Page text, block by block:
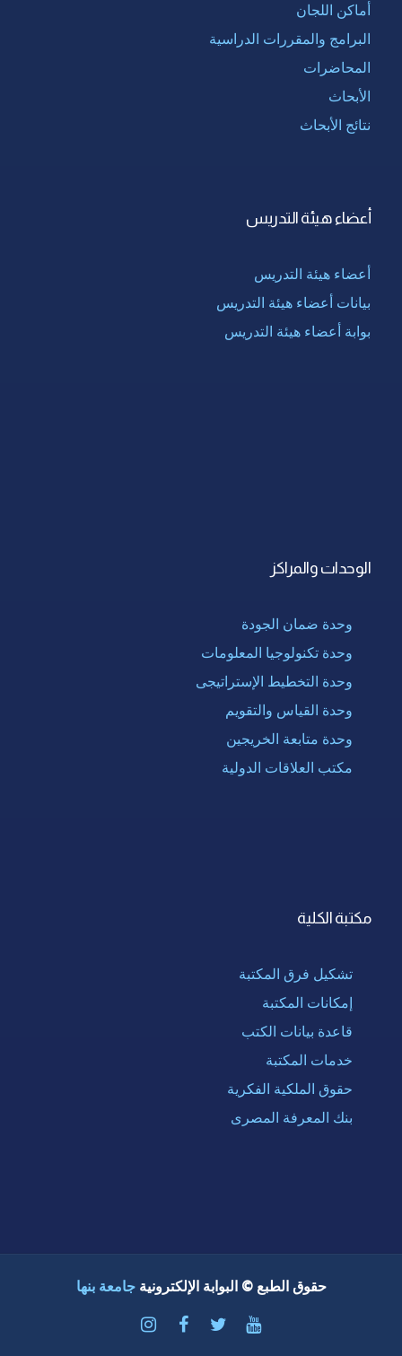
أماكن اللجان
البرامج والمقررات الدراسية
المحاضرات
الأبحاث
نتائج الأبحاث
أعضاء هيئة التدريس
أعضاء هيئة التدريس
بيانات أعضاء هيئة التدريس
بوابة أعضاء هيئة التدريس
الوحدات والمراكز
وحدة ضمان الجودة
وحدة تكنولوجيا المعلومات
وحدة التخطيط الإستراتيجى
وحدة القياس والتقويم
وحدة متابعة الخريجين
مكتب العلاقات الدولية
مكتبة الكلية
تشكيل فرق المكتبة
إمكانات المكتبة
قاعدة بيانات الكتب
خدمات المكتبة
حقوق الملكية الفكرية
بنك المعرفة المصرى
حقوق الطبع © البوابة الإلكترونية جامعة بنها